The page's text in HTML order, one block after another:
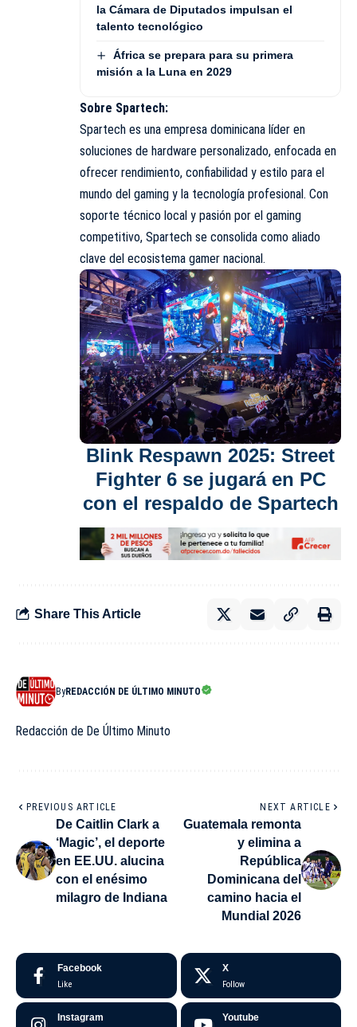
la Cámara de Diputados impulsan el
talento tecnológico
África se prepara para su primera
misión a la Luna en 2029
Sobre Spartech:
Spartech es una empresa dominicana líder en
soluciones de hardware personalizado, enfocada en
ofrecer rendimiento, confiabilidad y estilo para el
mundo del gaming y la tecnología profesional. Con
soporte técnico local y pasión por el gaming
competitivo, Spartech se consolida como aliado
clave del ecosistema gamer nacional.
Blink Respawn 2025: Street
Fighter 6 se jugará en PC
con el respaldo de Spartech
Share This Article
ByREDACCIÓN DE ÚLTIMO MINUTO
Redacción de De Último Minuto
PREVIOUS ARTICLE
De Caitlin Clark a
‘Magic’, el deporte
en EE.UU. alucina
con el enésimo
milagro de Indiana
NEXT ARTICLE
Guatemala remonta
y elimina a
República
Dominicana del
camino hacia el
Mundial 2026
Facebook
Like
X
Follow
Instagram Youtube